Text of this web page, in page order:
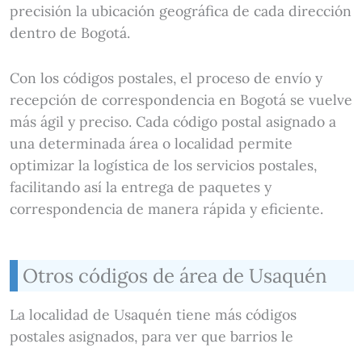
precisión la ubicación geográfica de cada dirección
dentro de Bogotá.
Con los códigos postales, el proceso de envío y
recepción de correspondencia en Bogotá se vuelve
más ágil y preciso. Cada código postal asignado a
una determinada área o localidad permite
optimizar la logística de los servicios postales,
facilitando así la entrega de paquetes y
correspondencia de manera rápida y eficiente.
Otros códigos de área de Usaquén
La localidad de Usaquén tiene más códigos
postales asignados, para ver que barrios le